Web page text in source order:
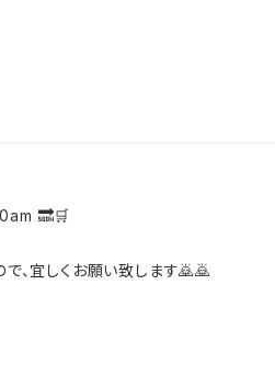
🔜🛒
、宜しくお願い致します🙇🙇